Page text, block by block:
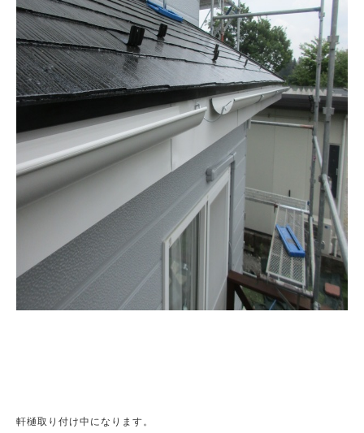
軒樋取り付け中になります。